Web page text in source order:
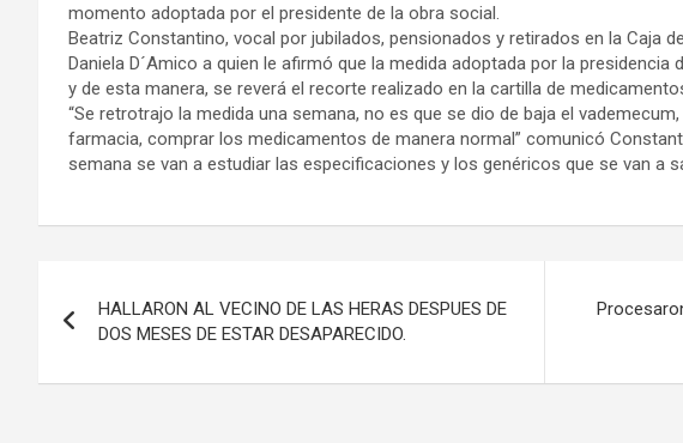
momento adoptada por el presidente de la obra social.
Beatriz Constantino, vocal por jubilados, pensionados y retirados en la Caja
Daniela D´Amico a quien le afirmó que la medida adoptada por la
y de esta manera, se reverá el recorte realizado en la cartilla de
“Se retrotrajo la medida una semana, no es que se dio de baja el
farmacia, comprar los medicamentos de manera normal” comunicó
semana se van a estudiar las especificaciones y los genéricos que se van a
de
entradas
HALLARON AL VECINO DE LAS HERAS DESPUES DE
DOS MESES DE ESTAR DESAPARECIDO.